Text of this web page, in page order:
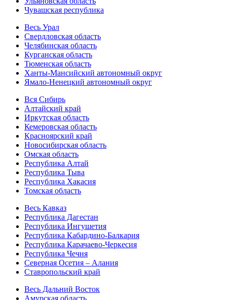
Чувашская республика
Весь Урал
Свердловская область
Челябинская область
Курганская область
Тюменская область
Ханты-Мансийский автономный округ
Ямало-Ненецкий автономный округ
Вся Сибирь
Алтайский край
Иркутская область
Кемеровская область
Красноярский край
Новосибирская область
Омская область
Республика Алтай
Республика Тыва
Республика Хакасия
Томская область
Весь Кавказ
Республика Дагестан
Республика Ингушетия
Республика Кабардино-Балкария
Республика Карачаево-Черкесия
Республика Чечня
Северная Осетия – Алания
Ставропольский край
Весь Дальний Восток
Амурская область